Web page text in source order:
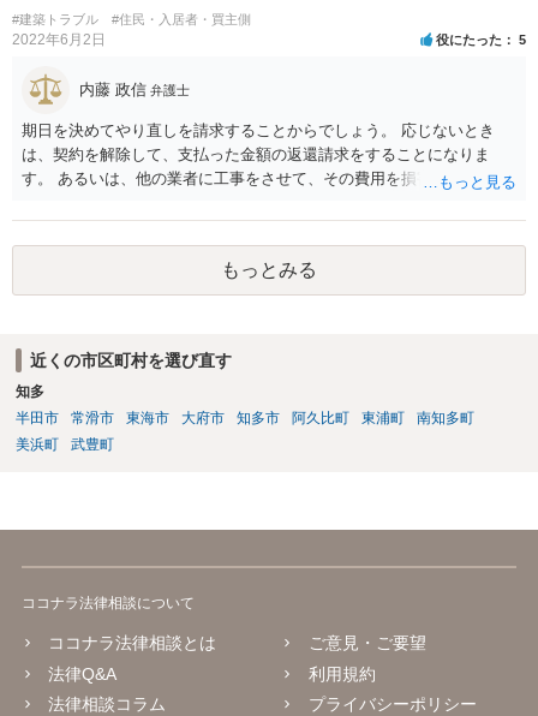
層建築物の建築確認を得る際は、近隣住民と協議してその建築に関し
同意を得るよう行政指導が行われておりますので、（推測になってし
たのかもしれません。 近隣住民の同意は必須の要件ではないため、直
ちに建築確認自体が取り消されるわけではございませんが、虚偽の申
請を行ったことについて申請者の責任を追及する余地はあろうかと存
じます。 お話をお聞きする限り、相手方のやり口は非常に強引かつ高
圧的で、相談者様が恐怖を感じるのは無理もないことかと思います。
取った」ということについて説明を求める旨を記載した通知書を送り
士に任せることができ、相手方と話さなければならないという精神的
なご負担をなくすこともできます。 相手方に恐怖を感じ、ご自身で話
し合いを行うことができそうにないようでしたら、一度弁護士に依頼
することをご検討いただくのがよろしいかもしれません。 ご参考にな
れば幸いです。
#建築トラブル #住民・入居者・買主側
2022年6月2日 役にたった 5
内藤 政信 弁護士
期日を決めてやり直しを請求することからでしょう。 応じないとき
は、契約を解除して、支払った金額の返還請求をすることになりま
す。 あるいは、他の業者に工事をさせて、その費用を損害として請求
もっとみる
近くの市区町村を選び直す
知多
半田市
常滑市 東海市 大府市 知多市 阿久比町 東浦町
南知多町
美浜町
武豊町
ココナラ法律相談について
ココナラ法律相談とは
法律Q&A
法律相談コラム
ご意見・ご要望
利用規約
プライバシーポリシー